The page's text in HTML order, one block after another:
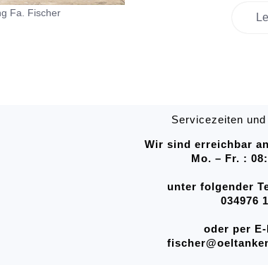
Fa. Fischer
Servicezeiten
Wir sind erreichbar
Mo. – Fr. :
unter folgender
034976
oder per